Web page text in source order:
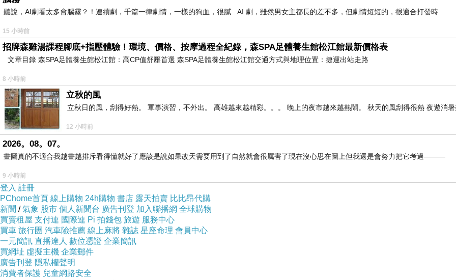
我見過愛情的模樣
美的讓人心碎
我見過卑微的模樣
痛的讓人憔悴
聽說，AI劇看太多會腦霧？！連續劇，千篇一律劇情，一樣的狗血，很膩...AI 劇，雖然男女主都長的差不多，但劇情短短的，很適合打發時
15 小時前
招牌森雞湯課程腳底+指壓體驗！環境、價格、按摩過程全紀錄，森SPA足體養生館松江館最新價格表
文章目錄 森SPA足體養生館松江館：高CP值舒壓首選 森SPA足體養生館松江館交通方式與地理位置：捷運出站走路
8 小時前
立秋的風
立秋日的風，刮得好熱。 軍事演習，不外出。 高雄越來越精彩。。。 晚上的夜市越來越熱鬧。 秋天的風刮得很熱 夜遊消暑
12 小時前
2026。08。07。
畫圖真的不適合我越畫越排斥看得懂就好了應該是說如果改天需要用到了自然就會很厲害了現在沒心思在圖上但我還是會努力把它考過———
9 小時前
登入 註冊
PChome首頁 線上購物 24h購物 書店 露天拍賣 比比昂代購
新聞 /氣象 股市 個人新聞台 廣告刊登 加入聯播網 全球購物
買賣租屋 支付連 國際連 Pi 拍錢包 旅遊 服務中心
買車 旅行團 汽車險推薦 線上麻將 雜誌 星座命理 會員中心
一元簡訊 直播達人 數位憑證 企業簡訊
買網址 虛擬主機 企業郵件
廣告刊登 隱私權聲明
消費者保護 兒童網路安全